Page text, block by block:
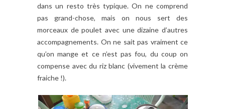
dans un resto très typique. On ne comprend
pas grand-chose, mais on nous sert des
morceaux de poulet avec une dizaine d’autres
accompagnements. On ne sait pas vraiment ce
qu’on mange et ce n’est pas fou, du coup on
compense avec du riz blanc (vivement la crème
fraiche !).